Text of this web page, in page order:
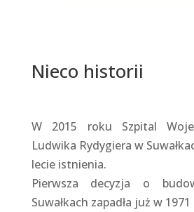
Nieco historii
W 2015 roku Szpital
Ludwika Rydygiera w
lecie istnienia.
Pierwsza decyzja o
Suwałkach zapadła już w